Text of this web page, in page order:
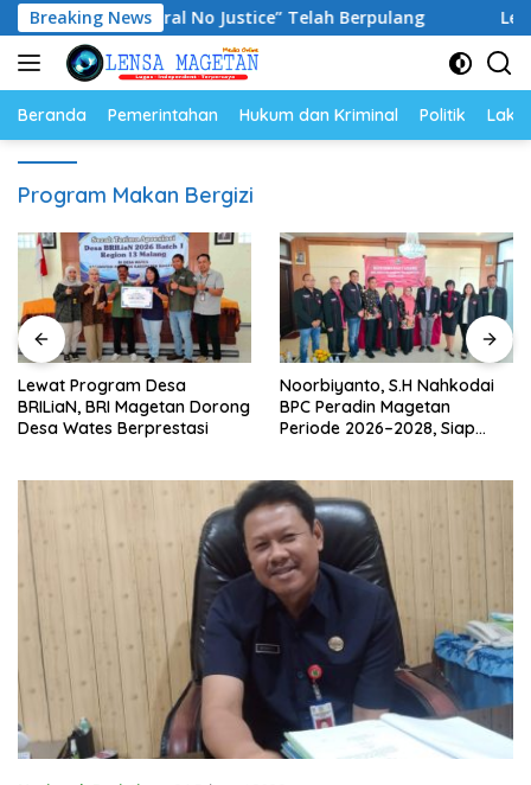
Langsung
ke
konten
Breaking News
“No Viral No Justice” Telah Berpulang Lewat
Beranda Pemerintahan Hukum dan Kriminal Politik
Program Makan Bergizi
Lewat Program Desa
BRILiaN, BRI Magetan Dorong
Desa Wates Berprestasi
Noorbiyanto, S.H Nahkodai
BPC Peradin Magetan
Periode 2026–2028, Siap